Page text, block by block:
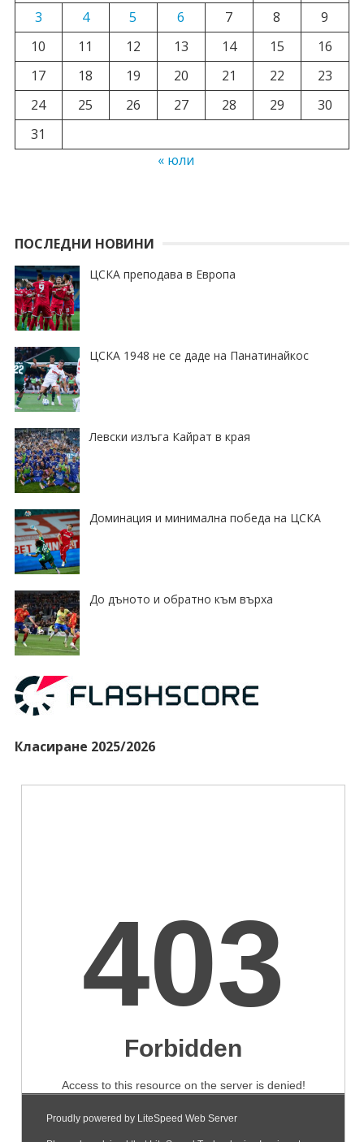
3
4 5 6 7 8
9
10
11 12 13 14 15
16
17
18 19 20 21 22
23
24
25 26 27 28 29
30
31
« юли
ПОСЛЕДНИ НОВИНИ
ЦСКА преподава в Европа
ЦСКА 1948 не се даде на Панатинайкос
Левски излъга Кайрат в края
Доминация и минимална победа на ЦСКА
До дъното и обратно към върха
Класиране 2025/2026